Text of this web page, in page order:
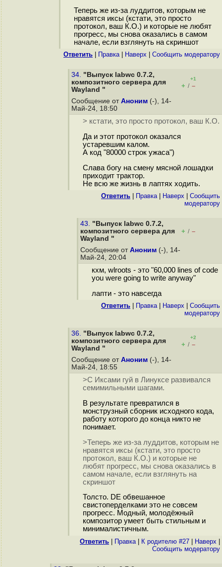
Теперь же из-за луддитов, которым не
нравятся иксы (кстати, это просто
протокол, ваш К.О.) и которые не любят
прогресс, мы снова оказались в самом
начале, если взглянуть на скриншот
Ответить Правка| Наверх Cообщить модератору
34. "Выпуск labwc 0.7.2,
композитного сервера для
Wayland "
+1
+ / –
Сообщение от Аноним (-), 14-
Май-24, 18:50
> кстати, это просто протокол, ваш К.О.
Да и этот протокол оказался
устаревшим калом.
А код "80000 строк ужаса")
Слава богу на смену мясной лошадки
приходит трактор.
Не всю же жизнь в лаптях ходить.
Ответить Правка| Наверх
Cообщить
модератору
43. "Выпуск labwc 0.7.2,
композитного сервера для
Wayland "
+ / –
Сообщение от Аноним (-), 14-
Май-24, 20:04
кхм, wlroots - это "60,000 lines of code
you were going to write anyway"
лапти - это навсегда
Ответить Правка| Наверх
Cообщить
модератору
36. "Выпуск labwc 0.7.2,
композитного сервера для
Wayland "
+2
+ / –
Сообщение от Аноним (-), 14-
Май-24, 18:55
>С Иксами гуй в Линуксе развивался
семимильными шагами.
В результате превратился в
монструзный сборник исходного кода,
работу которого до конца никто не
понимает.
>Теперь же из-за луддитов, которым не
нравятся иксы (кстати, это просто
протокол, ваш К.О.) и которые не
любят прогресс, мы снова оказались в
самом начале, если взглянуть на
скриншот
Толсто. DE обвешанное
свистоперделками это не совсем
прогресс. Модный, молодёжный
композитор умеет быть стильным и
минималистичным.
Ответить Правка| К родителю #27 Наверх
Cообщить модератору